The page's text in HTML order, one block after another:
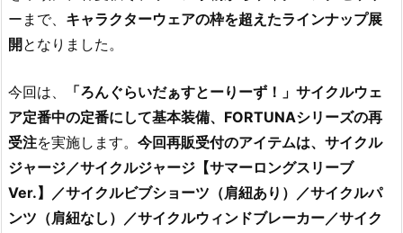
ーまで、 キャラクターウェアの枠を超えたラインナップ展
開となりました。
今回は、
「ろんぐらいだぁすとーりーず！」サイクルウェ
ア定番中の定番にして基本装備、FORTUNAシリーズの再
受注を実施します。 今回再販受付のアイテムは、サイクル
ジャージ／サイクルジャージ【サマーロングスリーブ
Ver.】／サイクルビブショーツ（肩紐あり）／サイクルパ
ンツ（肩紐なし）／サイクルウィンドブレーカー／サイク